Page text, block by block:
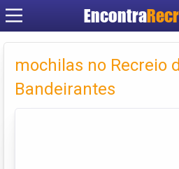
Encontra
Criar
mochilas no Recreio
Bandeirantes